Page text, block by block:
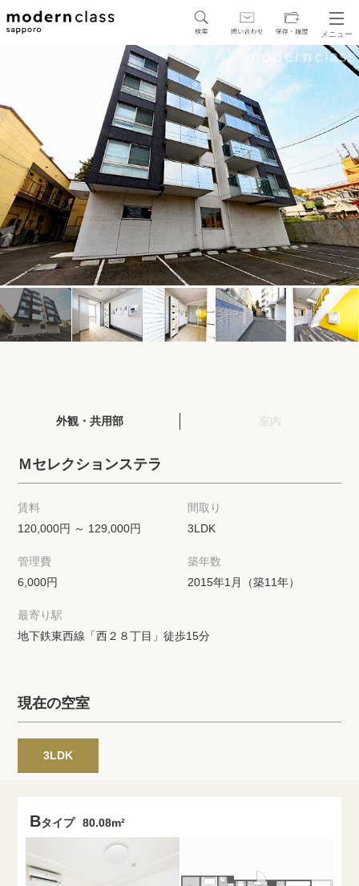
メニュー
SEARCH
地図から探す 駅・路線から探す
区から探す
人気エリアから探す
アクセスランキング
保存した検索条件
店舗紹介
希望条件を伝えてプロに探してもらう
来店予約
プライバシーポリシー クッキーポリシー
商標について
外観・共用部 室内
Ｍセレクションステラ
賃料
120,000円 ～ 129,000円
間取り
3LDK
管理費
6,000円
築年数
2015年1月（築11年）
最寄り駅
地下鉄東西線「西２８丁目」徒歩15分
現在の空室
3LDK
Bタイプ 80.08m²